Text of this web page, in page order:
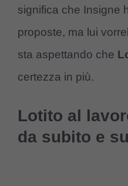
significa che Insigne
proposte, ma lui
sta aspettando che
certezza in più.
Lotito al
da subito e